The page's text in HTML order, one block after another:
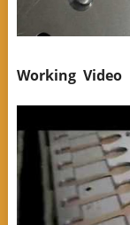
Working Video